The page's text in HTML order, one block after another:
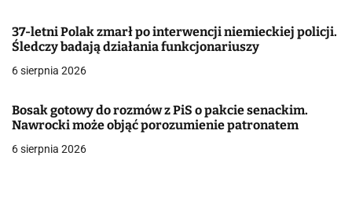
a
w
i
s
37-letni Polak zmarł po interwencji niemieckiej policji.
Śledczy badają działania funkcjonariuszy
6 sierpnia 2026
Bosak gotowy do rozmów z PiS o pakcie senackim.
Nawrocki może objąć porozumienie patronatem
6 sierpnia 2026